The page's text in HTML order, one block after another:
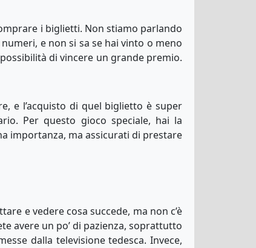
i biglietti. Non stiamo parlando
e non si sa se hai vinto o meno
di vincere un grande premio.
e l’acquisto di quel biglietto è super
Per questo gioco speciale, hai la
importanza, ma assicurati di prestare
e vedere cosa succede, ma non c’è
avere un po’ di pazienza, soprattutto
dalla televisione tedesca. Invece,